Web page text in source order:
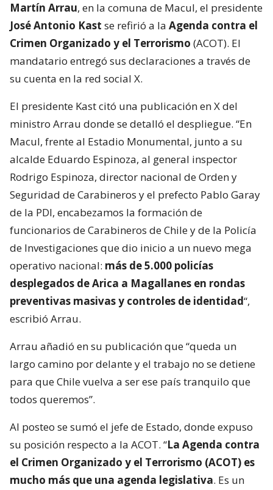
Martín Arrau, en la comuna de Macul, el presidente
José Antonio Kast se refirió a la Agenda contra el
Crimen Organizado y el Terrorismo (ACOT). El
mandatario entregó sus declaraciones a través de
su cuenta en la red social X.
El presidente Kast citó una publicación en X del
ministro Arrau donde se detalló el despliegue. “En
Macul, frente al Estadio Monumental, junto a su
alcalde Eduardo Espinoza, al general inspector
Rodrigo Espinoza, director nacional de Orden y
Seguridad de Carabineros y el prefecto Pablo Garay
de la PDI, encabezamos la formación de
funcionarios de Carabineros de Chile y de la Policía
de Investigaciones que dio inicio a un nuevo mega
operativo nacional: más de 5.000 policías
desplegados de Arica a Magallanes en rondas
preventivas masivas y controles de identidad“,
escribió Arrau.
Arrau añadió en su publicación que “queda un
largo camino por delante y el trabajo no se detiene
para que Chile vuelva a ser ese país tranquilo que
todos queremos”.
Al posteo se sumó el jefe de Estado, donde expuso
su posición respecto a la ACOT. “La Agenda contra
el Crimen Organizado y el Terrorismo (ACOT) es
mucho más que una agenda legislativa. Es un